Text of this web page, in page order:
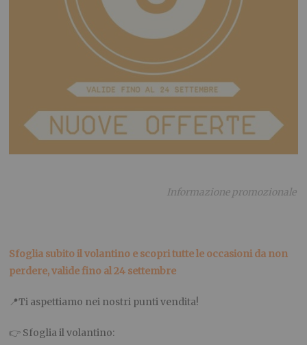
Informazione promozionale
Sfoglia subito il volantino e scopri tutte le occasioni da non
perdere, valide fino al 24 settembre
📍Ti aspettiamo nei nostri punti vendita!
👉 Sfoglia il volantino: